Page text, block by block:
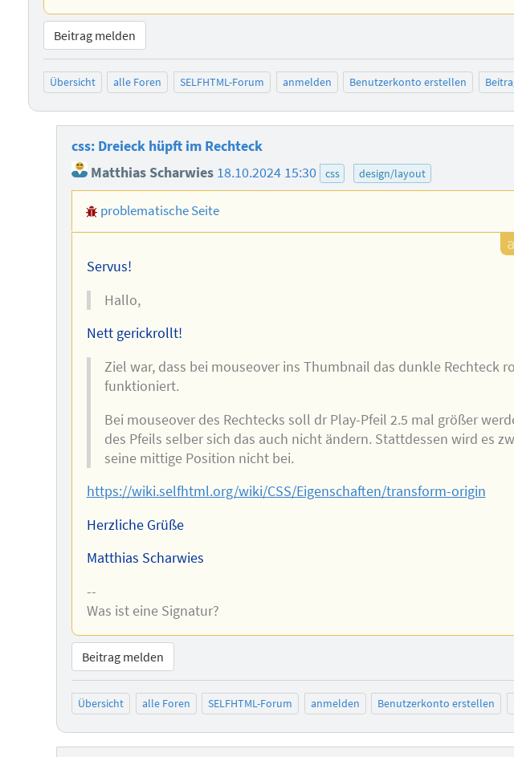
Beitrag melden
Übersicht alle Foren SELFHTML-Forum anmelden Benutzerkonto erstellen
css: Dreieck hüpft im Rechteck
Matthias Scharwies 18.10.2024 15:30 css design/layout
problematische Seite
Servus!
Hallo,
Nett gerickrollt!
Ziel war, dass bei mouseover ins Thumbnail das dunkle Rechteck
funktioniert.
Bei mouseover des Rechtecks soll dr Play-Pfeil 2.5 mal größer
des Pfeils selber sich das auch nicht ändern. Stattdessen wird es
seine mittige Position nicht bei.
https://wiki.selfhtml.org/wiki/CSS/Eigenschaften/transform-origin
Herzliche Grüße
Matthias Scharwies
--
Was ist eine Signatur?
Beitrag melden
Übersicht alle Foren SELFHTML-Forum anmelden Benutzerkonto erstellen